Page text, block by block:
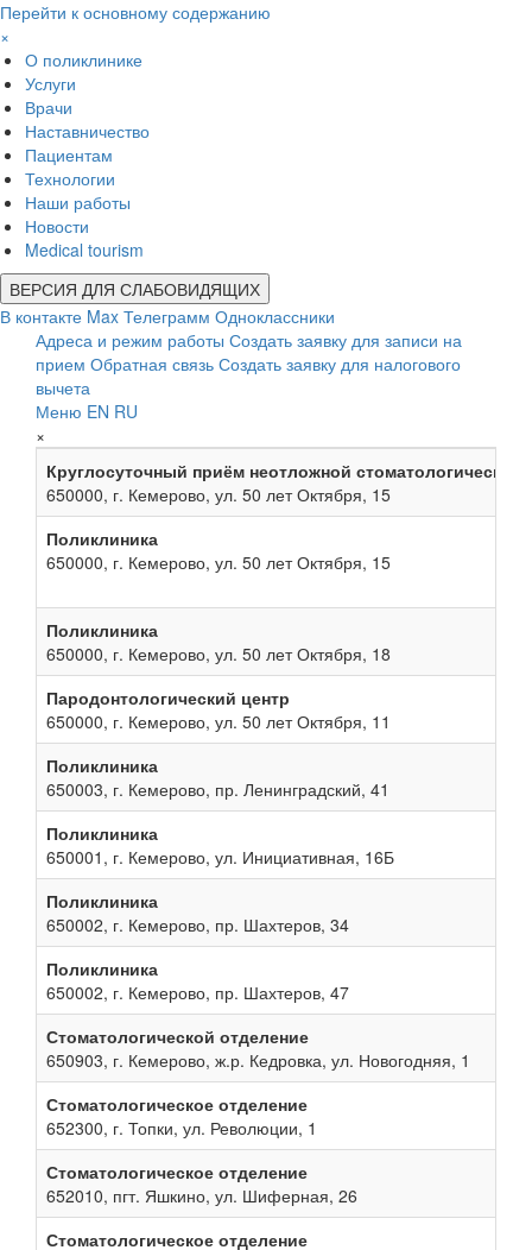
Перейти к основному содержанию
×
О поликлинике
Услуги
Врачи
Наставничество
Пациентам
Технологии
Наши работы
Новости
Medical tourism
ВЕРСИЯ ДЛЯ СЛАБОВИДЯЩИХ
В контакте Max Телеграмм Одноклассники
Адреса и режим работы Создать заявку для записи на
прием Обратная связь Создать заявку для налогового
вычета
Меню EN RU
×
Круглосуточный приём неотложной
650000, г. Кемерово, ул. 50 лет Октября, 15
Поликлиника
650000, г. Кемерово, ул. 50 лет Октября, 15
Поликлиника
650000, г. Кемерово, ул. 50 лет Октября, 18
Пародонтологический центр
650000, г. Кемерово, ул. 50 лет Октября, 11
Поликлиника
650003, г. Кемерово, пр. Ленинградский, 41
Поликлиника
650001, г. Кемерово, ул. Инициативная, 16Б
Поликлиника
650002, г. Кемерово, пр. Шахтеров, 34
Поликлиника
650002, г. Кемерово, пр. Шахтеров, 47
Стоматологической отделение
650903, г. Кемерово, ж.р. Кедровка, ул. Новогодняя, 1
Стоматологическое отделение
652300, г. Топки, ул. Революции, 1
Стоматологическое отделение
652010, пгт. Яшкино, ул. Шиферная, 26
Стоматологическое отделение